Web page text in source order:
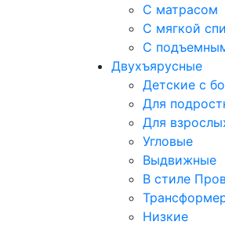
С матрасом
С мягкой
С
Двухъярусные
Детские с
Для
Для
Угловые
Выдвижные
В стиле
Низкие